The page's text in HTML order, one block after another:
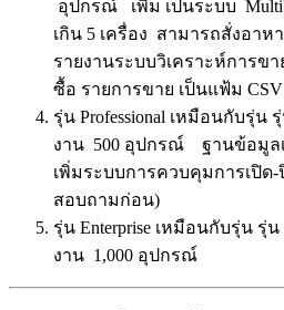
อุปกรณ์ เพิ่ม เป็นระบบ
เกิน 5 เครื่อง สามารถสั่งอา
รายงานระบบวิเคราะห์การข
ซื้อ รายการขาย เป็นแฟ้ม
รุ่น Professional เหมือนกับรุ่น
งาน 500 อุปกรณ์ ฐานข้อมูลเ
เพิ่มระบบการควบคุมการเปิด
สอบถามก่อน)
รุ่น Enterprise เหมือนกับรุ่น รุ่น
งาน 1,000 อุปกรณ์